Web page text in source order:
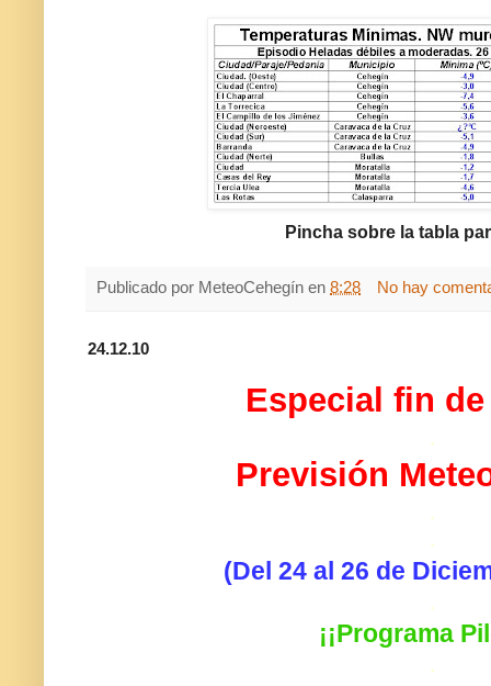
Pincha sobre la tabla
Publicado por MeteoCehegín en 8:28 No hay
24.12.10
Especial fin
.
Previsión
.
.
(Del 24 al 26 de
.
¡¡Programa
.